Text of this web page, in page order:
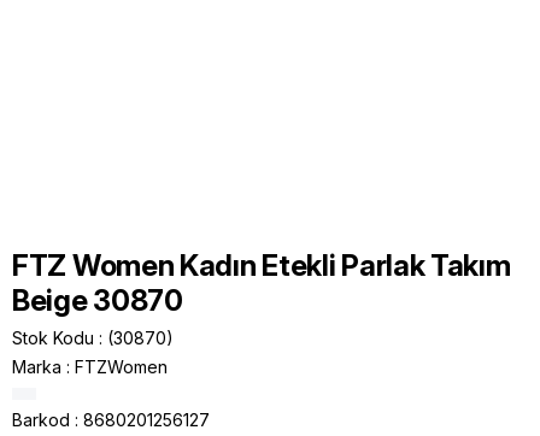
FTZ Women Kadın Etekli Parlak Takım
Beige 30870
Stok Kodu
(30870)
Marka : FTZWomen
Barkod : 8680201256127